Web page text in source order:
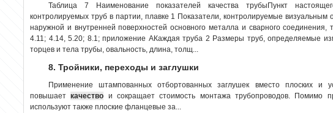
Таблица 7 Наименование показателей качества трубыПункт
контролируемых труб в партии, плавке 1 Показатели, контролируемые визуальным
наружной и внутренней поверхностей основного металла и сварного соединения,
4.11; 4.14, 5.20; 8.1; приложение АКаждая труба 2 Размеры труб, определяемые
торцев и тела трубы, овальность, длина, толщ...
8. Тройники, переходы и заглушки
Применение штампованных отбортованных заглушек вместо плоских и
повышаеткачество и сокращает стоимость монтажа трубопроводов. Помимо
используют также плоские фланцевые за...